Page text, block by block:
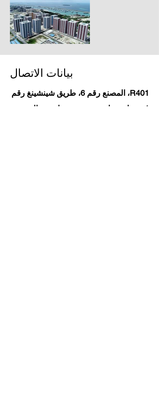
بيانات الاتصال
R401، المصنع رقم 6، طريق شينشينغ رقم
1، منطقة تطوير ووتشينغ، تيانجين، الصين